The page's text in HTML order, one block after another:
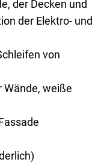
der Decken und
der Elektro- und
von
Wände, weiße